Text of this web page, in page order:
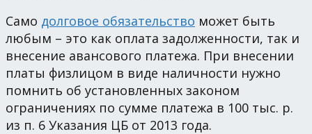
Само долговое обязательство может быть
любым – это как оплата задолженности, так и
внесение авансового платежа. При внесении
платы физлицом в виде наличности нужно
помнить об установленных законом
ограничениях по сумме платежа в 100 тыс. р.
из п. 6 Указания ЦБ от 2013 года.